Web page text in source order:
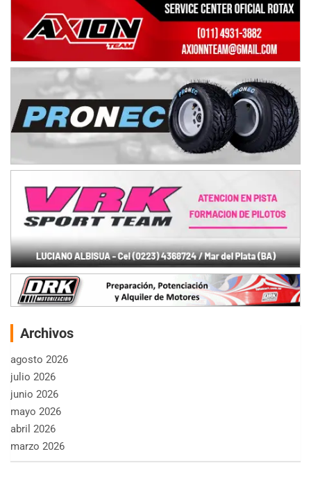
Archivos
agosto 2026
julio 2026
junio 2026
mayo 2026
abril 2026
marzo 2026